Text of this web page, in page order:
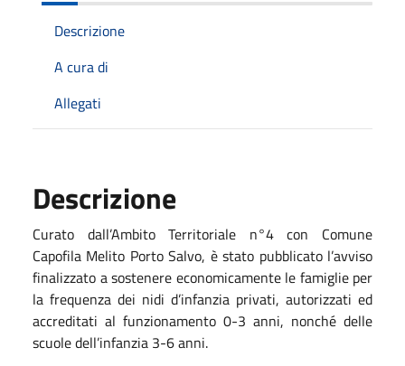
Descrizione
A cura di
Allegati
Descrizione
Curato dall’Ambito Territoriale n°4 con Comune
Capofila Melito Porto Salvo, è stato pubblicato l’avviso
finalizzato a sostenere economicamente le famiglie per
la frequenza dei nidi d’infanzia privati, autorizzati ed
accreditati al funzionamento 0-3 anni, nonché delle
scuole dell’infanzia 3-6 anni.